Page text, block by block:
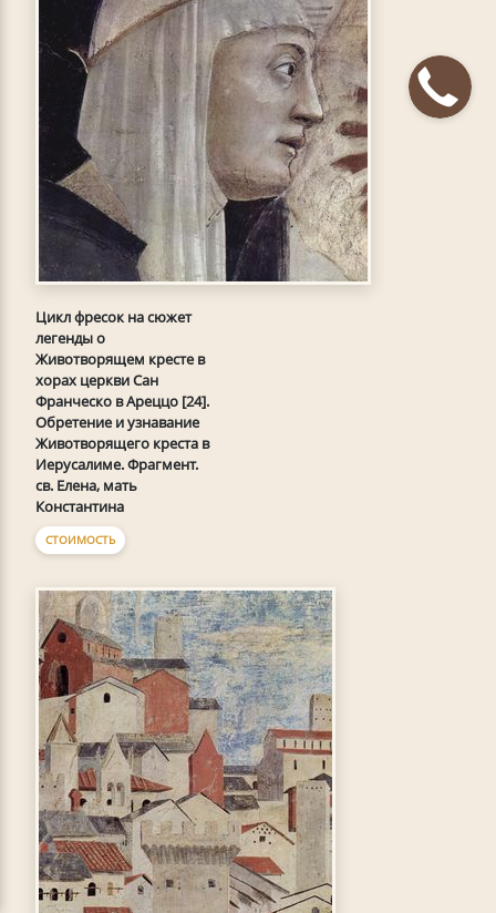
Цикл фресок на сюжет
легенды о
Животворящем кресте в
хорах церкви Сан
Франческо в Ареццо [24].
Обретение и узнавание
Животворящего креста в
Иерусалиме. Фрагмент.
св. Елена, мать
Константина
СТОИМОСТЬ